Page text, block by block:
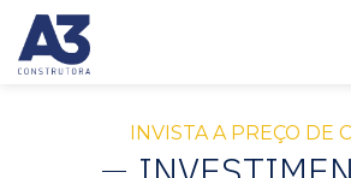
INVISTA A PREÇO DE